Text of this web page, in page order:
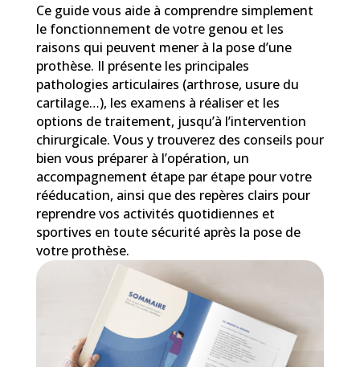
Ce guide vous aide à comprendre simplement
le fonctionnement de votre genou et les
raisons qui peuvent mener à la pose d’une
prothèse. Il présente les principales
pathologies articulaires (arthrose, usure du
cartilage…), les examens à réaliser et les
options de traitement, jusqu’à l’intervention
chirurgicale. Vous y trouverez des conseils pour
bien vous préparer à l’opération, un
accompagnement étape par étape pour votre
rééducation, ainsi que des repères clairs pour
reprendre vos activités quotidiennes et
sportives en toute sécurité après la pose de
votre prothèse.